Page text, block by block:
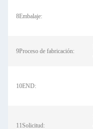
8Embalaje:
9Proceso de fabricación:
10END:
11Solicitud: